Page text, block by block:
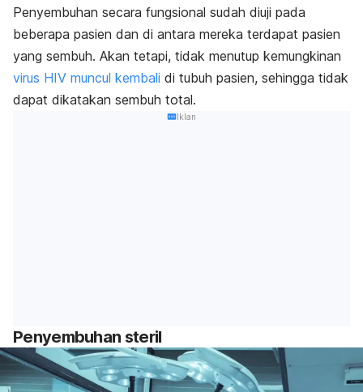
Penyembuhan secara fungsional sudah diuji pada
beberapa pasien dan di antara mereka terdapat pasien
yang sembuh. Akan tetapi, tidak menutup kemungkinan
virus HIV muncul kembali di tubuh pasien, sehingga tidak
dapat dikatakan sembuh total.
Iklan
Penyembuhan steril